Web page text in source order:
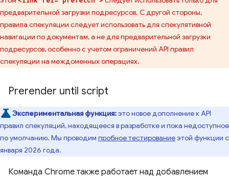
предварительной загрузки подресурсов. С другой стороны,
правила спекуляции следует использовать для спекулятивной
навигации по документам, а не для предварительной загрузки
подресурсов, особенно с учетом ограничений API правил
спекуляции на междоменных операциях.
Prerender until script
Экспериментальная функция:это новое дополнение к API
правил спекуляций, находящееся в разработке и пока недоступное
по умолчанию. Мы проводим пробное тестированиеэтой функции с
января 2026 года.
Команда Chrome также работает над добавлением